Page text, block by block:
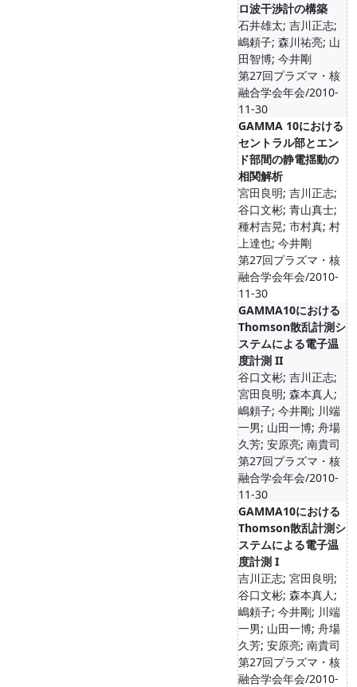
ロ波干渉計の構築
石井雄太; 吉川正志;
嶋頼子; 森川祐亮; 山
田智博; 今井剛
第27回プラズマ・核
融合学会年会/2010-
11-30
GAMMA 10における
セントラル部とエン
ド部間の静電揺動の
相関解析
宮田良明; 吉川正志;
谷口文彬; 青山真士;
種村吉晃; 市村真; 村
上達也; 今井剛
第27回プラズマ・核
融合学会年会/2010-
11-30
GAMMA10における
Thomson散乱計測シ
ステムによる電子温
度計測 II
谷口文彬; 吉川正志;
宮田良明; 森本真人;
嶋頼子; 今井剛; 川端
一男; 山田一博; 舟場
久芳; 安原亮; 南貴司
第27回プラズマ・核
融合学会年会/2010-
11-30
GAMMA10における
Thomson散乱計測シ
ステムによる電子温
度計測 I
吉川正志; 宮田良明;
谷口文彬; 森本真人;
嶋頼子; 今井剛; 川端
一男; 山田一博; 舟場
久芳; 安原亮; 南貴司
第27回プラズマ・核
融合学会年会/2010-